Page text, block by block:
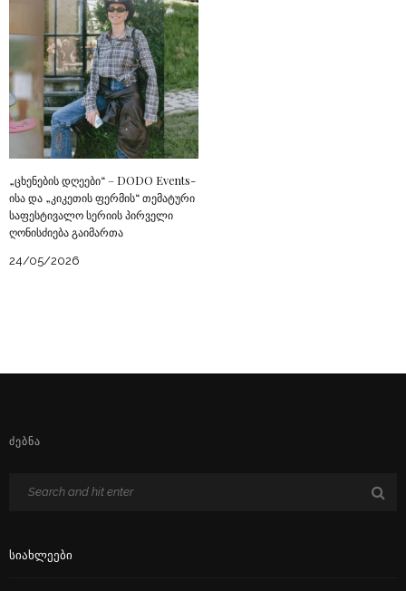
„ცხენების დღეები“ – DODO Events-
ისა და „კიკეთის ფერმის“ თემატური
საფესტივალო სერიის პირველი
ღონისძიება გაიმართა
24/05/2026
ᲫᲔᲑᲜᲐ
Სიახლეები